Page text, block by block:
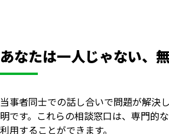
あなたは一人じゃない、
当事者同士での話し合いで問題が解決
明です。これらの相談窓口は、専門的
利用することができます。